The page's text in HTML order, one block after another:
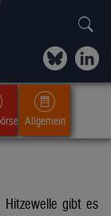
Allgemein
Hitzewelle gibt es